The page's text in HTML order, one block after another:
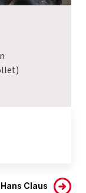
Claus